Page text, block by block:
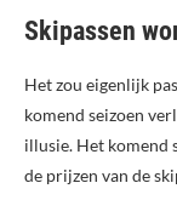
Skipassen
Het zou eigenlijk
komend seizoen
illusie. Het komend
de prijzen van de